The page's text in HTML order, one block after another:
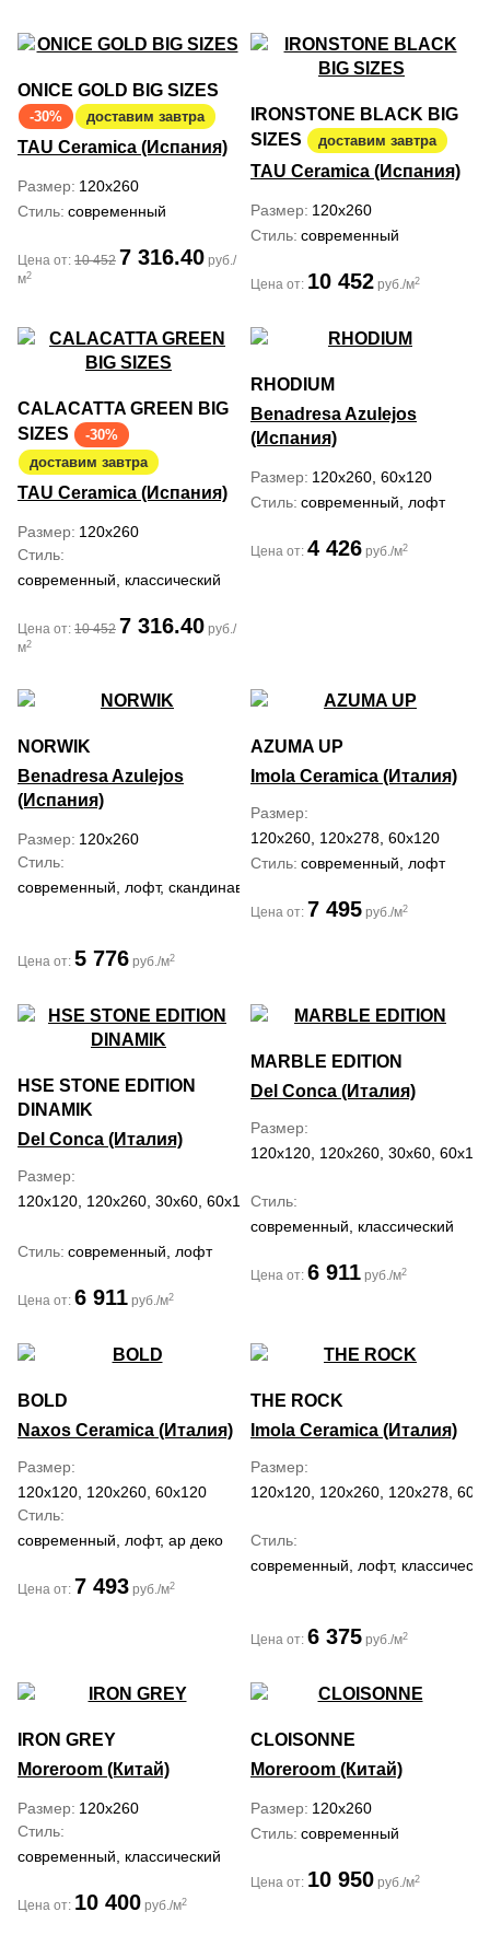
ONICE GOLD BIG SIZES
-30% доставим завтра
TAU Ceramica (Испания)
Размер 120x260
Стиль современный
Цена от: 10 452 7 316.40 руб./
м2
IRONSTONE BLACK BIG
SIZES
доставим завтра
TAU Ceramica (Испания)
Размер 120x260
Стиль современный
Цена от: 10 452 руб./м2
CALACATTA GREEN BIG
SIZES
-30%
доставим завтра
TAU Ceramica (Испания)
Размер 120x260
Стиль
современный, классический
Цена от: 10 452 7 316.40 руб./
м2
RHODIUM
Benadresa Azulejos
(Испания)
Размер 120x260, 60x120
Стиль современный, лофт
Цена от: 4 426 руб./м2
NORWIK
Benadresa Azulejos
(Испания)
Размер 120x260
Стиль
современный, лофт, скандинавский
Цена от: 5 776 руб./м2
AZUMA UP
Imola Ceramica (Италия)
Размер
120x260, 120x278, 60x120
Стиль современный, лофт
Цена от: 7 495 руб./м2
HSE STONE EDITION
DINAMIK
Del Conca (Италия)
Размер
120x120, 120x260, 30x60, 60x120, 60x60
Стиль современный, лофт
Цена от: 6 911 руб./м2
MARBLE EDITION
Del Conca (Италия)
Размер
120x120, 120x260, 30x60,
Стиль
современный, классический
Цена от: 6 911 руб./м2
BOLD
Naxos Ceramica (Италия)
Размер
120x120, 120x260, 60x120
Стиль
современный, лофт, ар деко
Цена от: 7 493 руб./м2
THE ROCK
Imola Ceramica (Италия)
Размер
120x120, 120x260, 120x278,
Стиль
современный, лофт,
Цена от: 6 375 руб./м2
IRON GREY
Moreroom (Китай)
Размер 120x260
Стиль
современный, классический
Цена от: 10 400 руб./м2
CLOISONNE
Moreroom (Китай)
Размер 120x260
Стиль современный
Цена от: 10 950 руб./м2